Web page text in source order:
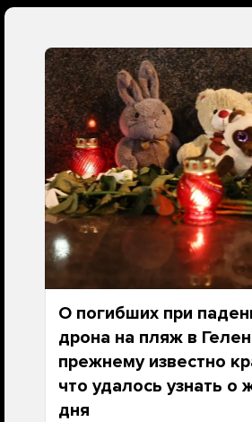
О погибших при
дрона на пляж в
прежнему известно
что удалось узнать о
дня